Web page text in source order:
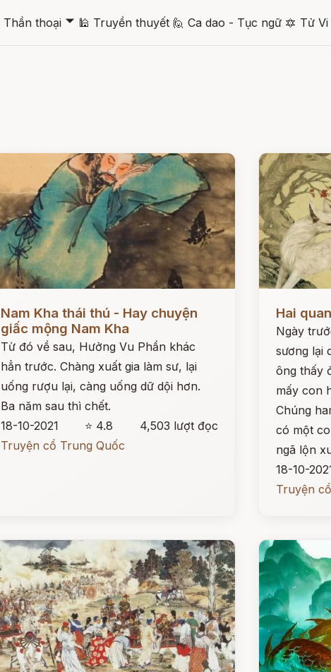
Thần thoại 🞃 🕌 Truyền thuyết 🙋 Ca dao - Tục ngữ 🔯 Tử Vi
Nam Kha thái thú - Hay chuyện
giấc mộng Nam Kha
Từ đó về sau, Hưởng Vu Phần khác
hẳn trước. Chàng xuất gia làm sư, lại
uống rượu lại, càng uống dữ dội hơn.
Ba năm sau thì chết.
18-10-2021
⭐ 4.8
4,503 lượt đọc
Truyện cổ Trung Quốc
Hai
Ngày
sương lại
ông thấy
mấy con
Chúng
có một
ngã lộn
18-10-
Truyện